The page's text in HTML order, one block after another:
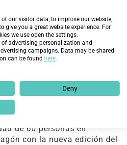
Integra prevén
de 60 personas en
con la nueva edición del
our visitor data, to improve our website,
give you a great website experience. For
we use open the settings.
advertising personalization and
campaigns. Data may be shared
can be found here.
Deny